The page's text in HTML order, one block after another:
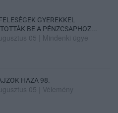
GYEREKKEL
BE A PÉNZCSAPHOZ...
05 Mindenki ügye
HAZA 98.
05 Vélemény